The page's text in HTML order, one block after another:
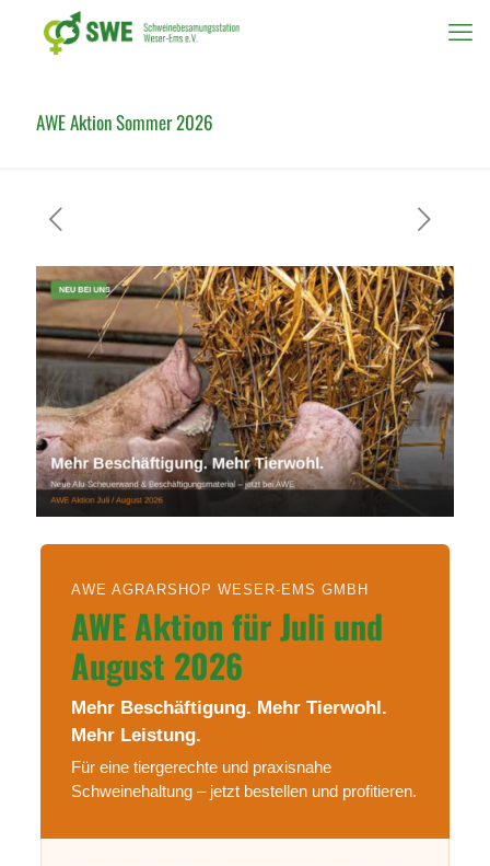
AWE Aktion Sommer 2026
AWE AGRARSHOP WESER-EMS GMBH
AWE Aktion für Juli und
August 2026
Mehr Beschäftigung. Mehr Tierwohl.
Mehr Leistung.
Für eine tiergerechte und praxisnahe
Schweinehaltung – jetzt bestellen und profitieren.